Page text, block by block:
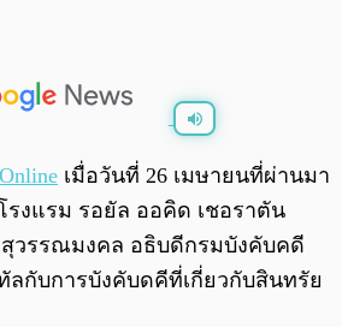
/0:00
เมื่อวันที่ 26 เมษายนที่ผ่านมา
รงแรม รอยัล ออคิด เชอราตัน
สุวรรณมงคล อธิบดีกรมบังคับคดี
กับการบังคับดคีที่เกี่ยวกับสินทรัย